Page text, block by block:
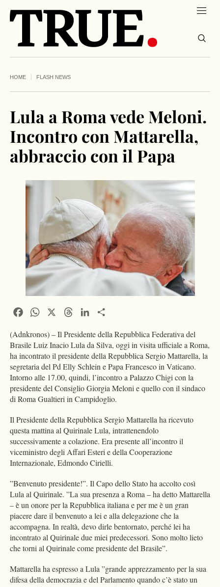
HOME FLASH NEWS
Lula a Roma vede Meloni.
Incontro con Mattarella,
abbraccio con il Papa
FacebookWhatsApp ThreadsLinkedIn
(Adnkronos) – Il Presidente della Repubblica Federativa del
Brasile Luiz Inacio Lula da Silva, oggi in visita ufficiale a Roma,
ha incontrato il presidente della Repubblica Sergio Mattarella, la
segretaria del Pd Elly Schlein e Papa Francesco in Vaticano.
Intorno alle 17.00, quindi, l’incontro a Palazzo Chigi con la
presidente del Consiglio Giorgia Meloni e quello con il sindaco
di Roma Gualtieri in Campidoglio.
Il Presidente della Repubblica Sergio Mattarella ha ricevuto
questa mattina al Quirinale Lula, intrattenendolo
successivamente a colazione. Era presente all’incontro il
viceministro degli Affari Esteri e della Cooperazione
Internazionale, Edmondo Cirielli.
”Benvenuto presidente!”. Il Capo dello Stato ha accolto così
Lula al Quirinale. ”La sua presenza a Roma – ha detto Mattarella
– è un onore per la Repubblica italiana e per me è un gran
piacere dare il benvenuto a lei e alla delegazione che la
accompagna. In realtà, devo dirle bentornato, perché lei ha
incontrato al Quirinale due miei predecessori. Sono molto lieto
che torni al Quirinale come presidente del Brasile”.
Mattarella ha espresso a Lula ”grande apprezzamento per la sua
difesa della democrazia e del Parlamento quando c’è stato un